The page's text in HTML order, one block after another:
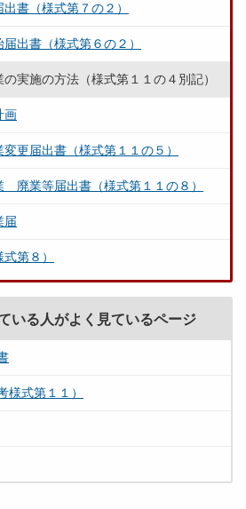
書（様式第７の２）
出書（様式第６の２）
実施の方法（様式第１１の４別記）
画
更届出書（様式第１１の５）
廃業等届出書（様式第１１の８）
届
第８）
いる人がよく見ているページ
様式第１１）